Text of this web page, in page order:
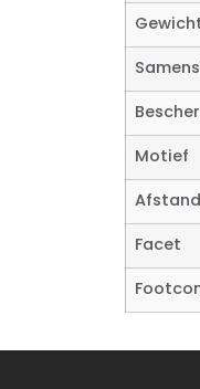
Motief
Facet